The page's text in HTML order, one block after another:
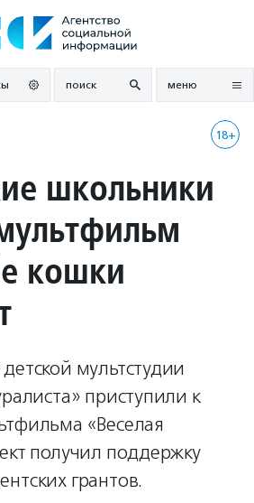
поиск меню
18+
школьники
кошки
мультстудии
приступили к
«Веселая
получил поддержку
грантов.